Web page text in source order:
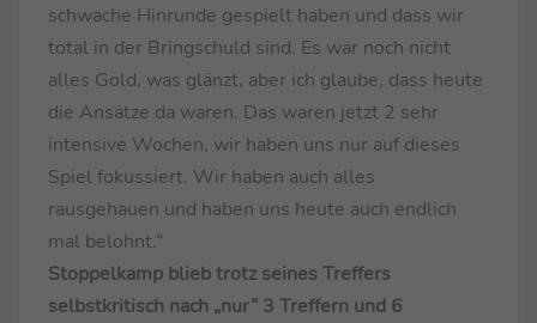
schwache Hinrunde gespielt haben und dass wir
total in der Bringschuld sind. Es war noch nicht
alles Gold, was glänzt, aber ich glaube, dass heute
die Ansätze da waren. Das waren jetzt 2 sehr
intensive Wochen, wir haben uns nur auf dieses
Spiel fokussiert. Wir haben auch alles
rausgehauen und haben uns heute auch endlich
mal belohnt.“
Stoppelkamp blieb trotz seines Treffers
selbstkritisch nach „nur“ 3 Treffern und 6